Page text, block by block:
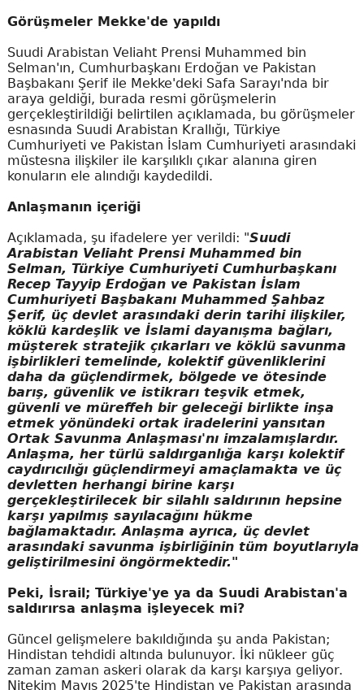
Görüşmeler Mekke'de yapıldı
Suudi Arabistan Veliaht Prensi Muhammed bin
Selman'ın, Cumhurbaşkanı Erdoğan ve Pakistan
Başbakanı Şerif ile Mekke'deki Safa Sarayı'nda bir
araya geldiği, burada resmi görüşmelerin
gerçekleştirildiği belirtilen açıklamada, bu görüşmeler
esnasında Suudi Arabistan Krallığı, Türkiye
Cumhuriyeti ve Pakistan İslam Cumhuriyeti arasındaki
müstesna ilişkiler ile karşılıklı çıkar alanına giren
konuların ele alındığı kaydedildi.
Anlaşmanın içeriği
Açıklamada, şu ifadelere yer verildi: "Suudi
Arabistan Veliaht Prensi Muhammed bin
Selman, Türkiye Cumhuriyeti Cumhurbaşkanı
Recep Tayyip Erdoğan ve Pakistan İslam
Cumhuriyeti Başbakanı Muhammed Şahbaz
Şerif, üç devlet arasındaki derin tarihi ilişkiler,
köklü kardeşlik ve İslami dayanışma bağları,
müşterek stratejik çıkarları ve köklü savunma
işbirlikleri temelinde, kolektif güvenliklerini
daha da güçlendirmek, bölgede ve ötesinde
barış, güvenlik ve istikrarı teşvik etmek,
güvenli ve müreffeh bir geleceği birlikte inşa
etmek yönündeki ortak iradelerini yansıtan
Ortak Savunma Anlaşması'nı imzalamışlardır.
Anlaşma, her türlü saldırganlığa karşı kolektif
caydırıcılığı güçlendirmeyi amaçlamakta ve üç
devletten herhangi birine karşı
gerçekleştirilecek bir silahlı saldırının hepsine
karşı yapılmış sayılacağını hükme
bağlamaktadır. Anlaşma ayrıca, üç devlet
arasındaki savunma işbirliğinin tüm boyutlarıyla
geliştirilmesini öngörmektedir."
Peki, İsrail; Türkiye'ye ya da Suudi Arabistan'a
saldırırsa anlaşma işleyecek mi?
Güncel gelişmelere bakıldığında şu anda Pakistan;
Hindistan tehdidi altında bulunuyor. İki nükleer güç
zaman zaman askeri olarak da karşı karşıya geliyor.
Nitekim Mayıs 2025'te Hindistan ve Pakistan arasında